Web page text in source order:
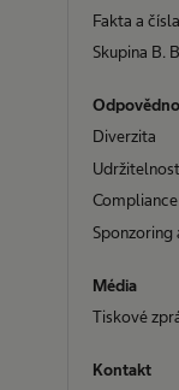
Fakta a čísla
Skupina B.
Diverzita
Udržitelnost
Compliance
Sponzoring
Média
Tiskové
Kontakt